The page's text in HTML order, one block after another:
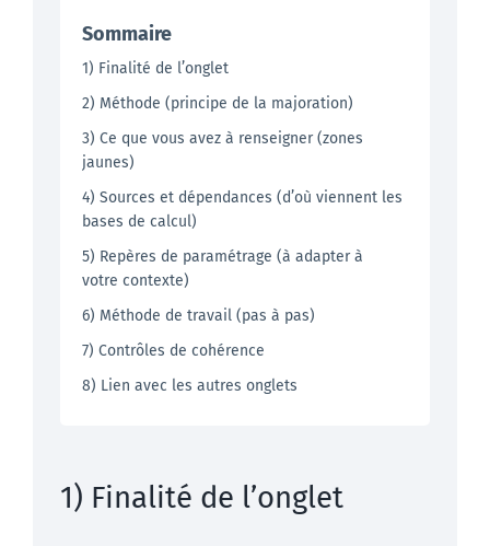
Sommaire
1) Finalité de l’onglet
2) Méthode (principe de la majoration)
3) Ce que vous avez à renseigner (zones
jaunes)
4) Sources et dépendances (d’où viennent les
bases de calcul)
5) Repères de paramétrage (à adapter à
votre contexte)
6) Méthode de travail (pas à pas)
7) Contrôles de cohérence
8) Lien avec les autres onglets
1) Finalité de l’onglet